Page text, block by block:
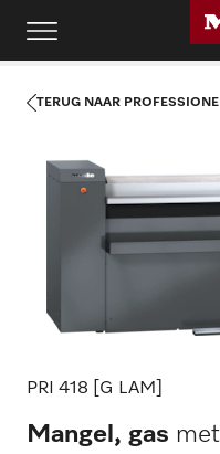
TERUG NAAR
PRI 418 [G LAM]
Mangel, gas